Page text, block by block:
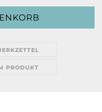
PRODUKT